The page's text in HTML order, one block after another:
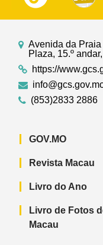
Avenida da
Plaza, 15.º
https://
(853)2833 2886
GOV.MO
Revista Macau
Livro do Ano
Livro de Fotos
Macau